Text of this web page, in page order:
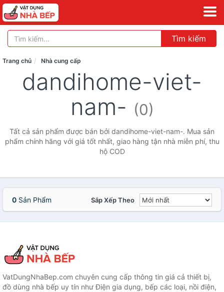
Tìm kiếm
Trang chủ Nhà cung cấp
dandihome-viet-
nam- (0)
Tất cả sản phẩm được bán bởi dandihome-viet-nam-. Mua sản
phẩm chính hãng với giá tốt nhất, giao hàng tận nhà miễn phí, thu
hộ COD
0 Sản Phẩm Sắp Xếp Theo
VatDungNhaBep.com chuyên cung cấp thông tin giá cả thiết bị,
đồ dùng nhà bếp uy tín như Điện gia dụng, bếp các loại, nồi điện,